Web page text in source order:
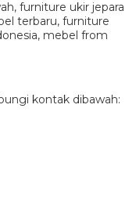
kontak dibawah: